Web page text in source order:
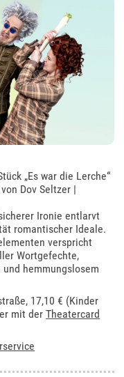
„Es war die Lerche“
Dov Seltzer |
Ironie entlarvt
romantischer Ideale.
verspricht
Wortgefechte,
hemmungslosem
17,10 € (Kinder
mit derTheatercard